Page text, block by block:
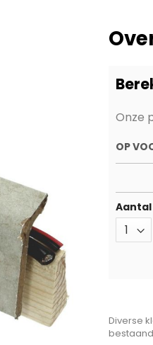
Onze
OP
Aantal
Diverse